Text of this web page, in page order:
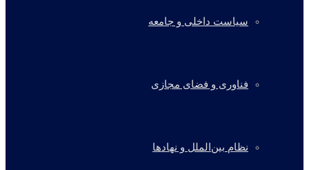
سیاست داخلی و جامعه
فناوری و فضای مجازی
نظام بین‌الملل و نهادها